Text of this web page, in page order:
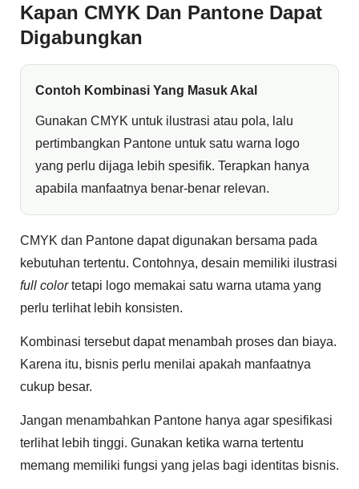
Kapan CMYK Dan Pantone Dapat
Digabungkan
Contoh Kombinasi Yang Masuk Akal
Gunakan CMYK untuk ilustrasi atau pola, lalu
pertimbangkan Pantone untuk satu warna logo
yang perlu dijaga lebih spesifik. Terapkan hanya
apabila manfaatnya benar-benar relevan.
CMYK dan Pantone dapat digunakan bersama pada
kebutuhan tertentu. Contohnya, desain memiliki ilustrasi
full colortetapi logo memakai satu warna utama yang
perlu terlihat lebih konsisten.
Kombinasi tersebut dapat menambah proses dan biaya.
Karena itu, bisnis perlu menilai apakah manfaatnya
cukup besar.
Jangan menambahkan Pantone hanya agar spesifikasi
terlihat lebih tinggi. Gunakan ketika warna tertentu
memang memiliki fungsi yang jelas bagi identitas bisnis.